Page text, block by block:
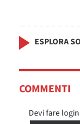
ESPLORA
COMMENTI
Devi fare